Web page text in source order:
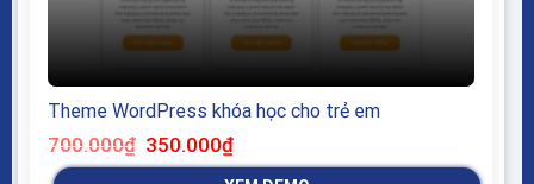
Theme WordPress khóa học cho trẻ em
700.000₫ Giá
gốc
là:
350.000₫Giá
tại